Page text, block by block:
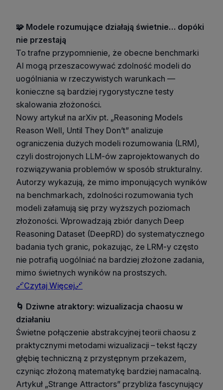
🧩 Modele rozumujące działają świetnie… dopóki
nie przestają
To trafne przypomnienie, że obecne benchmarki
AI mogą przeszacowywać zdolność modeli do
uogólniania w rzeczywistych warunkach —
konieczne są bardziej rygorystyczne testy
skalowania złożoności.
Nowy artykuł na arXiv pt. „Reasoning Models
Reason Well, Until They Don’t” analizuje
ograniczenia dużych modeli rozumowania (LRM),
czyli dostrojonych LLM-ów zaprojektowanych do
rozwiązywania problemów w sposób strukturalny.
Autorzy wykazują, że mimo imponujących wyników
na benchmarkach, zdolności rozumowania tych
modeli załamują się przy wyższych poziomach
złożoności. Wprowadzają zbiór danych Deep
Reasoning Dataset (DeepRD) do systematycznego
badania tych granic, pokazując, że LRM-y często
nie potrafią uogólniać na bardziej złożone zadania,
mimo świetnych wyników na prostszych.
🔗Czytaj Więcej🔗
🌀 Dziwne atraktory: wizualizacja chaosu w
działaniu
Świetne połączenie abstrakcyjnej teorii chaosu z
praktycznymi metodami wizualizacji – tekst łączy
głębię techniczną z przystępnym przekazem,
czyniąc złożoną matematykę bardziej namacalną.
Artykuł „Strange Attractors” przybliża fascynujący